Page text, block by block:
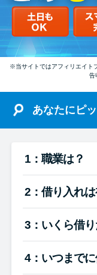
便利な
特集ペ
※当サイトではアフィリエイト
告
あなたにピ
1：職業は？
2：借り入れ
3：いくら借り
4：いつまで